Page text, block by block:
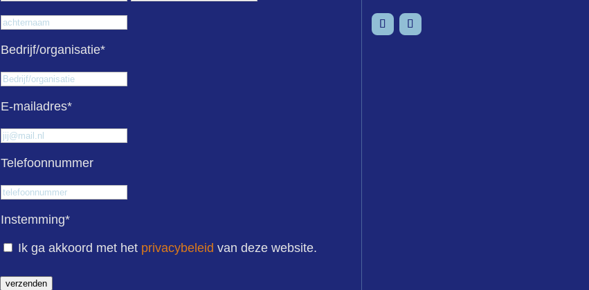
Achternaam
Bedrijf/organisatie*
E-mailadres*
Telefoonnummer
Instemming*
Ik ga akkoord met het privacybeleid van deze website.
verzenden